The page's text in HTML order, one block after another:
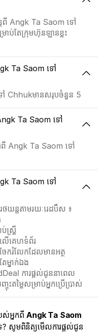
តពី Angk Ta Saom ទៅ
ាប់តែក្រុមហ៊ុនឡានខ្លះ
Ta Saom ទៅ
ៅ Chhukមានសរុបចំនួន 5
Ta Saom ទៅ
ពី Angk Ta Saom ទៅ
Ta Saom ទៅ
យន្តតាមរយៈរេដបឹស ៖
ស្ត្រី
លើគេហទំព័រ
ែករំលែកដែលមានអត្ថ
ម្នាក់ឯង
ការផ្ដល់ជូននាពេល
តម្លៃសម្រាប់អ្នកប្រើប្រាស់
បស់អ្នកពីAngk Ta Saom
េ? សូមពិនិត្យមើលការផ្តល់ជូន